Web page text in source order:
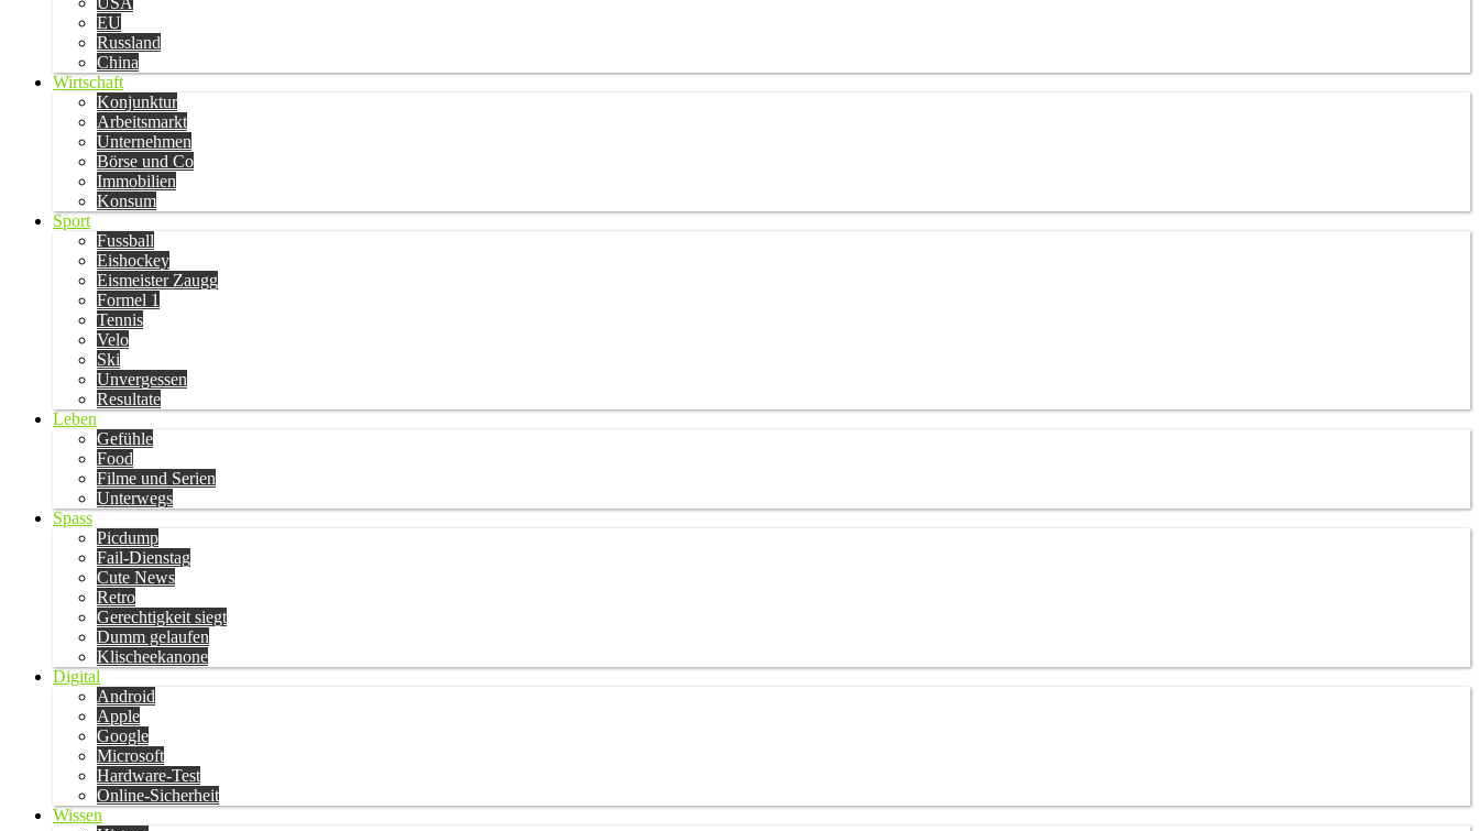
EU
Russland
China
Wirtschaft
Konjunktur
Arbeitsmarkt
Unternehmen
Börse und Co
Immobilien
Konsum
Sport
Fussball
Eishockey
Eismeister Zaugg
Formel 1
Tennis
Velo
Ski
Unvergessen
Resultate
Leben
Gefühle
Food
Filme und Serien
Unterwegs
Spass
Picdump
Fail-Dienstag
Cute News
Retro
Gerechtigkeit siegt
Dumm gelaufen
Klischeekanone
Digital
Android
Apple
Google
Microsoft
Hardware-Test
Online-Sicherheit
Wissen